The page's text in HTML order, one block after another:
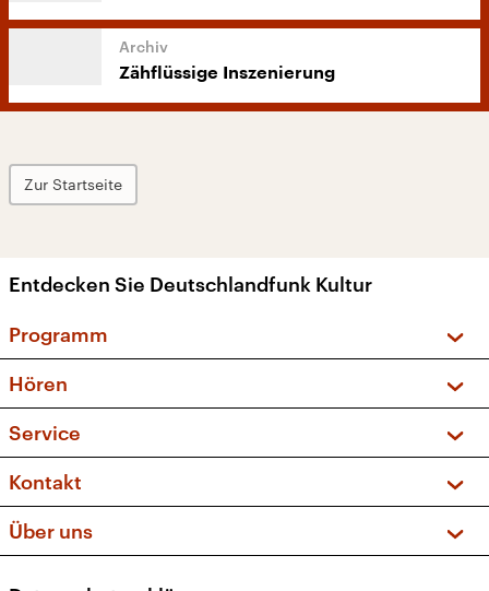
Zähflüssige Inszenierung
Zur Startseite
Entdecken Sie Deutschlandfunk Kultur
Programm
Sendungen und Podcasts
Musikliste
Kakadu – Das Kinderprogramm
Hören
Frequenzen (UKW + DAB+)
Service
FAQ
Apps
Newsletter
Kontakt
Social Media
Über uns